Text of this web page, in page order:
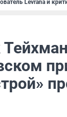
Levrana и